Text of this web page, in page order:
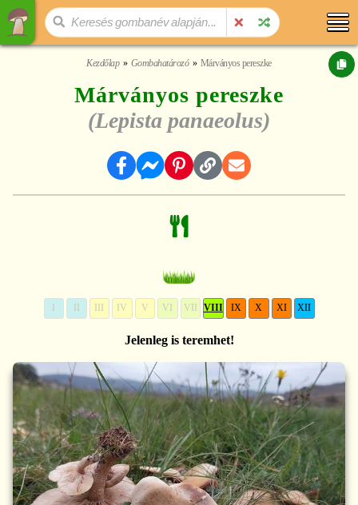
Kezdőlap Gombahatározó Márványos pereszke
Márványos pereszke
(Lepista panaeolus)
IV V VI VII VIII IX X XI XII
Jelenleg is teremhet!